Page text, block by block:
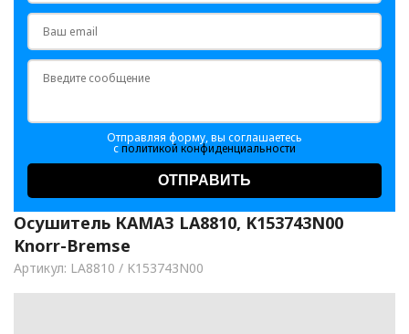
Отправляя форму, вы соглашаетесь
сполитикой конфиденциальности
ОТПРАВИТЬ
Осушитель КАМАЗ LA8810, K153743N00
Knorr-Bremse
Артикул: LA8810 / K153743N00